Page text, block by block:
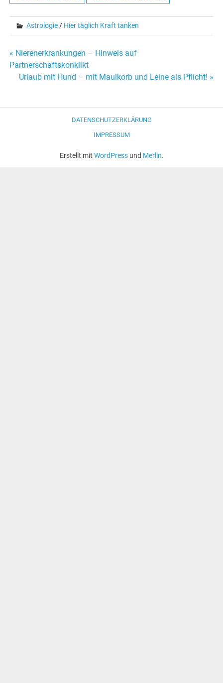
Astrologie / Hier täglich Kraft tanken
Beitrags-
« Nierenerkrankungen – Hinweis auf
Partnerschaftskonklikt
Urlaub mit Hund – mit Maulkorb und Leine als Pflicht! »
DATENSCHUTZERKLÄRUNG
IMPRESSUM
Erstellt mit WordPressund Merlin.